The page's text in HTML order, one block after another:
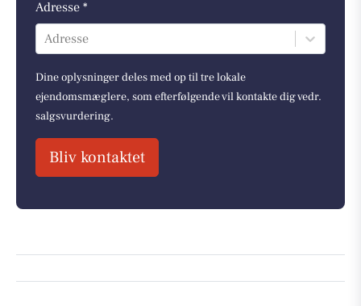
Adresse *
Adresse
Dine oplysninger deles med op til tre lokale
ejendomsmæglere, som efterfølgende vil kontakte dig vedr.
salgsvurdering.
Bliv kontaktet